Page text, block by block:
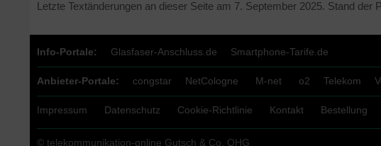
Letzte Textänderungen an dieser Seite am 7. September 2025. Stand der
Info-Portale: Glasfaser-Anschluss.de Smartphone-Tarife.de
Anbieter-Portale: congstar NetCologne M-net o2 Telekom
Impressum Datenschutz Cookie-Richtlinie Kontakt Bestellung
© telekommunikation-online Gutsch & Co. OHG